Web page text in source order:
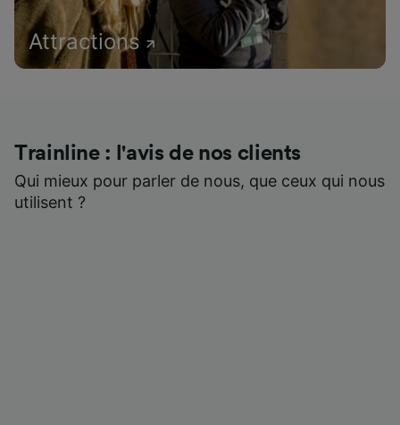
Attractions
Trainline : l'avis de nos clients
Qui mieux pour parler de nous, que ceux qui nous
utilisent ?